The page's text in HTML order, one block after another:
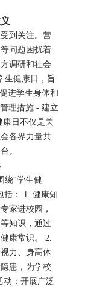
到关注。营
问题困扰着
调研和社会
生健康日，旨
进学生身体和
理措施 - 建立
康日不仅是关
各界力量共
。
绕“学生健
括： 1. 健康知
家进校园，
知识，通过
康常识。 2.
力、身高体
患，为学校
动：开展广泛